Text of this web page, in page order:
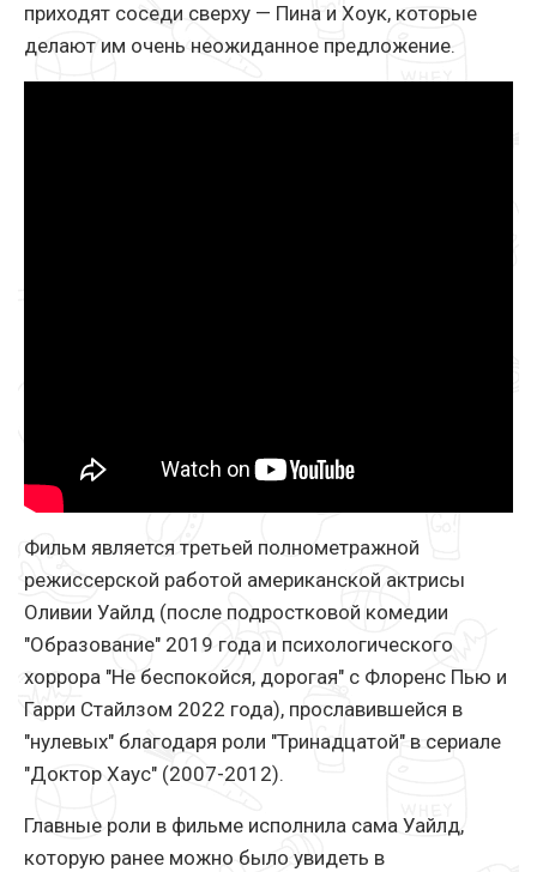
приходят соседи сверху — Пина и Хоук, которые
делают им очень неожиданное предложение.
Фильм является третьей полнометражной
режиссерской работой американской актрисы
Оливии Уайлд (после подростковой комедии
"Образование" 2019 года и психологического
хоррора "Не беспокойся, дорогая" с Флоренс Пью и
Гарри Стайлзом 2022 года), прославившейся в
"нулевых" благодаря роли "Тринадцатой" в сериале
"Доктор Хаус" (2007-2012).
Главные роли в фильме исполнила сама Уайлд,
которую ранее можно было увидеть в